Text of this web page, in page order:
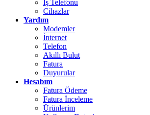
İş Telefonu
Cihazlar
Yardım
Modemler
İnternet
Telefon
Akıllı Bulut
Fatura
Duyurular
Hesabım
Fatura Ödeme
Fatura İnceleme
Ürünlerim